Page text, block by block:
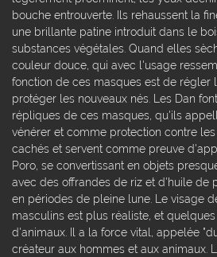
bouche entrouverte. Ils rehaussent la
une brillante patine introduit dans le
substances végétales. Quand elles
couleur douce, qui avec l'usage
fonction de ces masques est de régler
protéger les nouveaux nés. Les Dan
répliques de ces masques, qu'ils
vénérer et comme protection contre
cachés et servent comme preuve
Poro, se convertissant en objets
avec des offrandes de riz et d'huile de
en périodes de pleine lune. Le visage
masculins est plus réaliste, et
d'animaux. Il a la force vital, appelée
créateur aux hommes et aux animaux.